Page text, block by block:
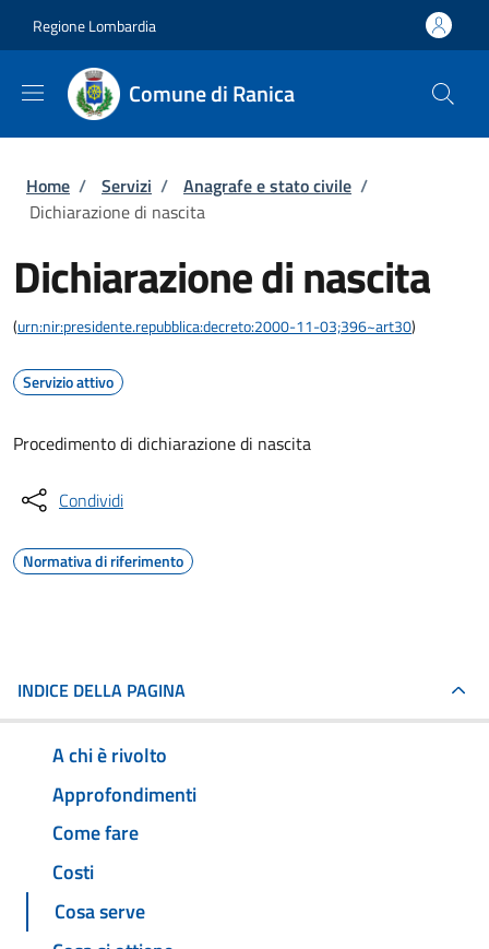
Regione Lombardia
Comune di Ranica
Briciole di pane
Home / Servizi / Anagrafe e stato civile /
Dichiarazione di nascita
Dichiarazione di nascita
(urn:nir:presidente.repubblica:decreto:2000-11-03;396~art30)
Servizio attivo
Procedimento di dichiarazione di nascita
Condividi
Normativa di riferimento
INDICE DELLA PAGINA
A chi è rivolto
Approfondimenti
Come fare
Costi
Cosa serve